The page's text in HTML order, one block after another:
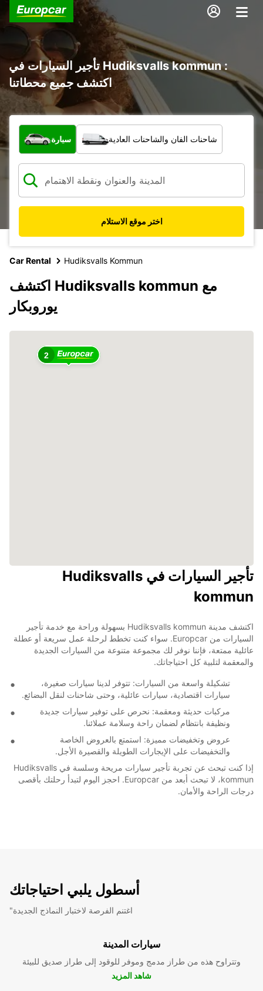
تأجير السيارات في Hudiksvalls kommun :
اكتشف جميع محطاتنا
ما نوع المركبة؟
سيارة شاحنات الفان والشاحنات العادية
اختر موقع الاستلام
Car Rental Hudiksvalls Kommun
اكتشف Hudiksvalls kommun مع
يوروبكار
2
تأجير السيارات في Hudiksvalls
kommun
اكتشف مدينة Hudiksvalls kommun بسهولة وراحة مع خدمة تأجير
السيارات من Europcar. سواء كنت تخطط لرحلة عمل سريعة أو عطلة
عائلية ممتعة، فإننا نوفر لك مجموعة متنوعة من السيارات الجديدة
والمعقمة لتلبية كل احتياجاتك.
تشكيلة واسعة من السيارات: تتوفر لدينا سيارات صغيرة،
سيارات اقتصادية، سيارات عائلية، وحتى شاحنات لنقل البضائع.
مركبات حديثة ومعقمة: نحرص على توفير سيارات جديدة
ونظيفة بانتظام لضمان راحة وسلامة عملائنا.
عروض وتخفيضات مميزة: استمتع بالعروض الخاصة
والتخفيضات على الإيجارات الطويلة والقصيرة الأجل.
إذا كنت تبحث عن تجربة تأجير سيارات مريحة وسلسة في Hudiksvalls
kommun، لا تبحث أبعد من Europcar. احجز اليوم لتبدأ رحلتك بأقصى
درجات الراحة والأمان.
أسطول يلبي احتياجاتك
"اغتنم الفرصة لاختبار النماذج الجديدة
سيارات المدينة
وتتراوح هذه من طراز مدمج وموفر للوقود إلى طراز صديق للبيئة
شاهد المزيد